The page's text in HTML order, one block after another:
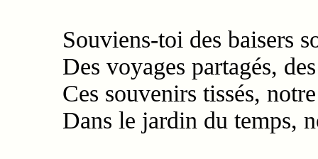
Souviens-toi des baisers
Des voyages partagés,
Ces souvenirs tissés,
Dans le jardin du temps,